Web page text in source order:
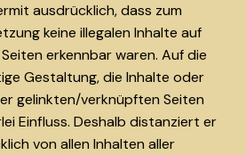
ausdrücklich, dass zum
keine illegalen Inhalte auf
erkennbar waren. Auf die
Gestaltung, die Inhalte oder
gelinkten/verknüpften Seiten
Einfluss. Deshalb distanziert er
von allen Inhalten aller